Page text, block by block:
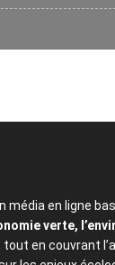
média en ligne
verte,
tout en couvrant